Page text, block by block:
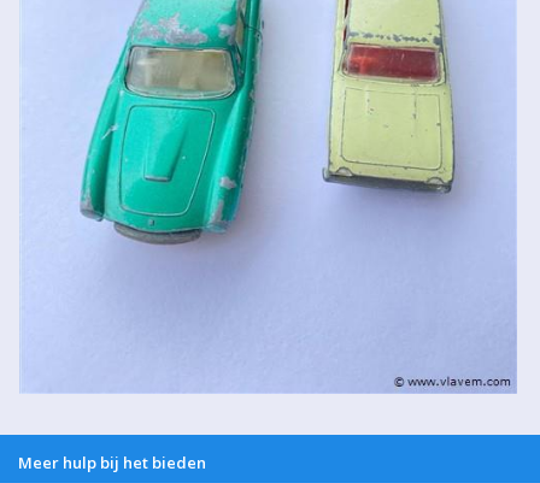
Meer hulp bij het bieden